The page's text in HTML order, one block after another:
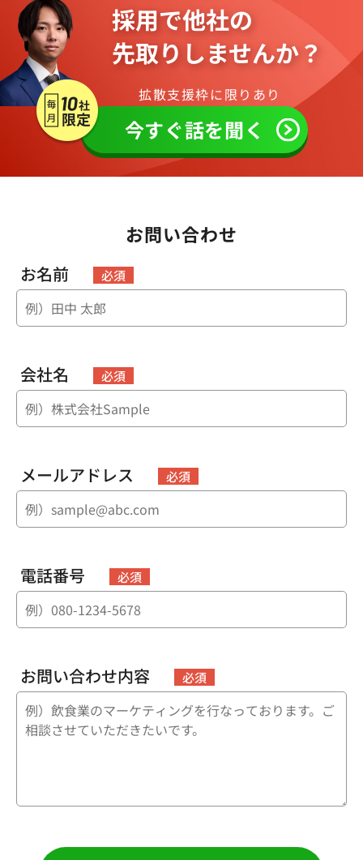
採用で他社の
先取りしませんか？
拡散支援枠に限りあり
今すぐ話を聞く
お問い合わせ
お名前 必須
会社名 必須
メールアドレス 必須
電話番号 必須
お問い合わせ内容 必須